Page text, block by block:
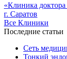
«Клиника
г. Саратов
Все Клиники
Последние статьи
Сеть
Тонкий